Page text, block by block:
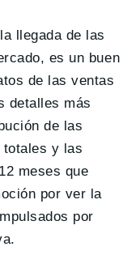
llegada de las
es un buen
de las ventas
detalles más
de las
y las
meses que
por ver la
por